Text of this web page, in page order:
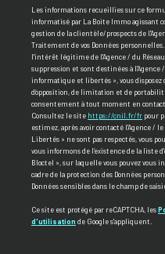
Les informations recueillies sur ce
informatisé par La Boite Immo
gestion de la clientèle/prospects de
Traitement de vos Données
l'intérêt légitime de l'Agence / du
suppression et sont destinées à l'Agence
informatique et libertés », vous disposez
d’opposition, de limitation et de
consentement à tout moment en
Consultez le site https://cnil.fr/fr pour
estimez, après avoir contacté l'Agence /
Libertés » ne sont pas respectés, vous
vous informons de l’existence de la liste
Bloctel », sur laquelle vous pouvez vous
cadre de la protection des Données
Données sensibles dans le champ de
Ce site est protégé par reCAPTCHA, les
d'utilisation de Google s'appliquent.